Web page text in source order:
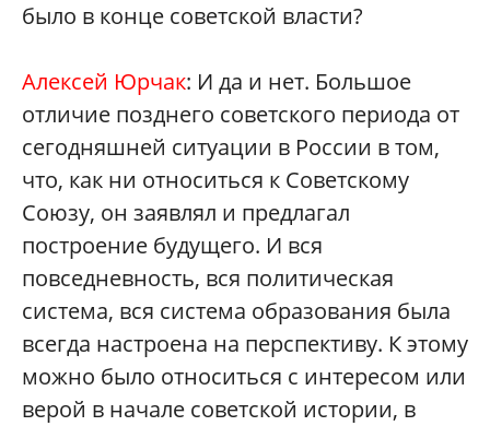
было в конце советской власти?
Алексей Юрчак: И да и нет. Большое
отличие позднего советского периода от
сегодняшней ситуации в России в том,
что, как ни относиться к Советскому
Союзу, он заявлял и предлагал
построение будущего. И вся
повседневность, вся политическая
система, вся система образования была
всегда настроена на перспективу. К этому
можно было относиться с интересом или
верой в начале советской истории, в